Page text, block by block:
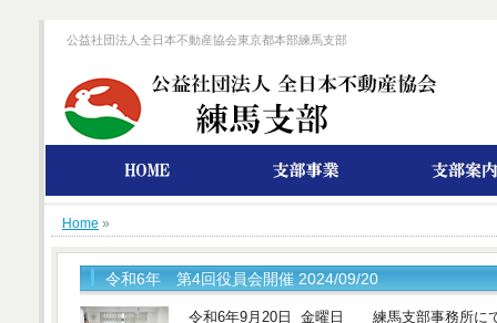
公益社団法人全日本不動産協会東京都本部練馬支部
Home »
令和6年 第4回役員会開催 2024/09/20
令和6年9月20日 金曜日 練馬支部事務所に